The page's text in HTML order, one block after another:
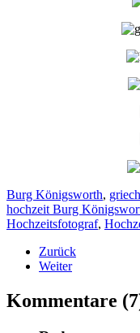
Burg Königsworth,
hochzeit Burg
Hochzeitsfotograf,
Zurück
Weiter
Kommentare